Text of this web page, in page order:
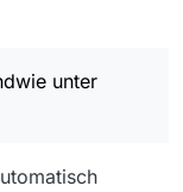
unter